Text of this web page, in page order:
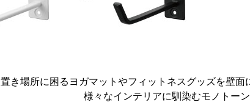
置き場所に困るヨガマットやフィットネスグッズを壁面
様々なインテリアに馴染むモノトー